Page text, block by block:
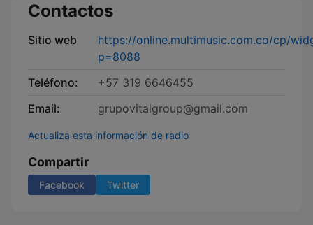
Contactos
Sitio web
https://online.multimusic.com.co/cp/
p=8088
Teléfono:
+57 319 6646455
Email:
grupovitalgroup@gmail.com
Actualiza esta información de radio
Compartir
Facebook Twitter